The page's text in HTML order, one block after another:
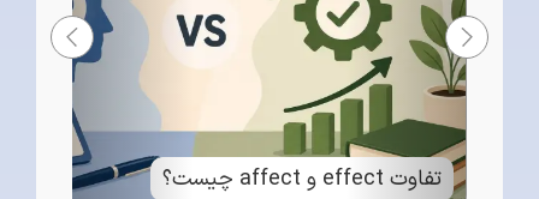
تفاوت effect و affect چیست؟